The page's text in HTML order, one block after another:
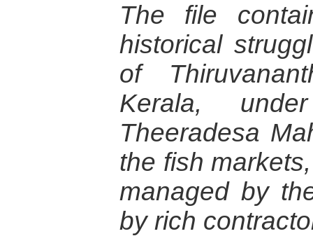
The file
historical
of
Kerala,
Theeradesa
the fish
managed by
by rich